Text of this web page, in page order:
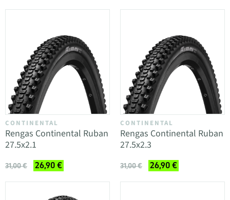
CONTINENTAL
Rengas Continental Ruban
27.5x2.1
31,00 € 26,90 €
CONTINENTAL
Rengas Continental Ruban
27.5x2.3
31,00 € 26,90 €